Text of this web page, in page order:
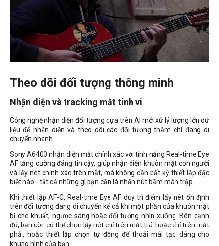
Theo dõi đối tượng thông minh
Nhận diện và tracking mắt tinh vi
Công nghệ nhận diện đối tượng dựa trên AI mới xử lý lượng lớn dữ
liệu để nhận diện và theo dõi các đối tượng thậm chí đang di
chuyển nhanh.
Sony A6400 nhận diện mắt chính xác với tính năng Real-time Eye
AF tăng cường đáng tin cậy, giúp nhận diện khuôn mặt con người
và lấy nét chính xác trên mắt, mà không cần bất kỳ thiết lập đặc
biệt nào - tất cả những gì bạn cần là nhấn nút bấm màn trập.
Khi thiết lập AF-C, Real-time Eye AF duy trì điểm lấy nét ổn định
trên đối tượng đang di chuyển kể cả khi một phần của khuôn mặt
bị che khuất, ngược sáng hoặc đối tượng nhìn xuống. Bên cạnh
đó, bạn còn có thể chọn lấy nét chỉ trên mắt trái hoặc chỉ trên mắt
phải, hoặc thiết lập chọn tự động để thoải mái tạo dáng cho
khung hình của bạn.